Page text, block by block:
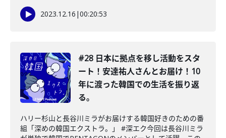
2023.12.16 |00:20:53
#28 日本に拠点を移し活動をスタ
ート！安達祐人さんとお届け！10
年に渡った韓国での生活を振り返
る。
ハリー杉山と長谷川ミラがお届けする韓国好きのための番
組「深めの韓国エクストラ。」 #深エク今回は長谷川ミラ